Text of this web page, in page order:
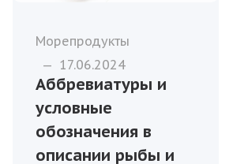
Морепродукты
— 17.06.2024
Аббревиатуры и
условные
обозначения в
описании рыбы и